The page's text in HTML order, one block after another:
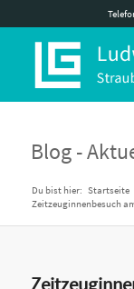
Blog -
Du bist hier: Startseite
Zeitzeuginnenbesuch